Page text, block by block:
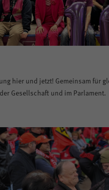
hier und jetzt! Gemeinsam für
Gesellschaft und im Parlament.